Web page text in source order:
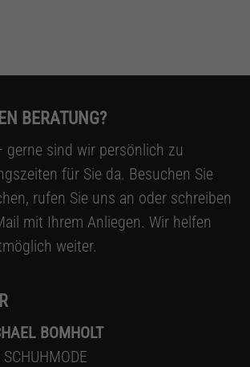
BERATUNG?
gerne sind wir persönlich zu
für Sie da. Besuchen Sie
rufen Sie uns an oder schreiben
mit Ihrem Anliegen. Wir helfen
weiter.
BOMHOLT